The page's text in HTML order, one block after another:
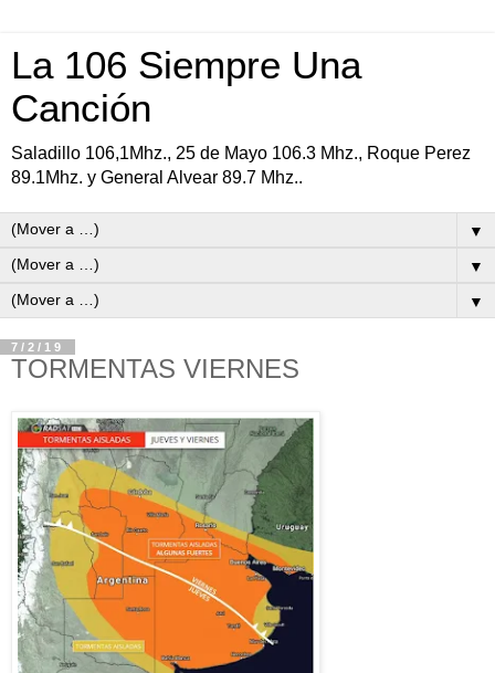
La 106 Siempre Una
Canción
Saladillo 106,1Mhz., 25 de Mayo 106.3 Mhz., Roque Perez
89.1Mhz. y General Alvear 89.7 Mhz..
▼
▼
▼
7/2/19
TORMENTAS VIERNES